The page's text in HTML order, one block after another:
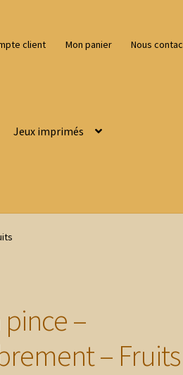
client Mon panier Nous
Jeux imprimés
pince –
– Fruits